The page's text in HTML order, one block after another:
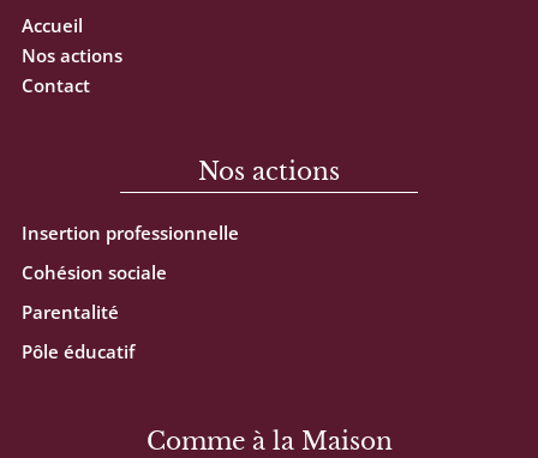
Accueil
Nos actions
Contact
Nos actions
Insertion professionnelle
Cohésion sociale
Parentalité
Pôle éducatif
Comme à la Maison